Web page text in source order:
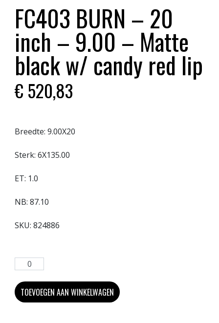
FC403 BURN – 20
inch – 9.00 – Matte
black w/ candy red lip
€ 520,83
Breedte: 9.00X20
Sterk: 6X135.00
ET: 1.0
NB: 87.10
SKU: 824886
TOEVOEGEN AAN WINKELWAGEN